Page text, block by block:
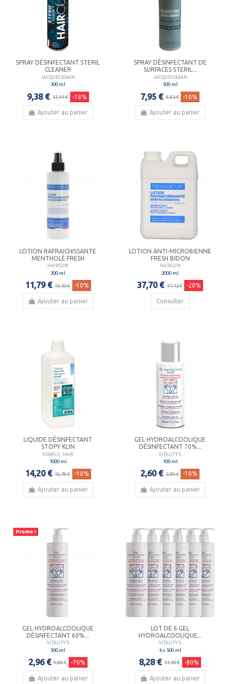
SPRAY DÉSINFECTANT STERIL
CLEANER
JACQUES SEBAN
300 ml
9,38 € 11,44 € -18%
Ajouter au panier
SPRAY DÉSINFECTANT DE
SURFACES STERIL...
JACQUES SEBAN
500 ml
7,95 € 8,83 € -10%
Ajouter au panier
LOTION RAFRAICHISSANTE
MENTHOLÉ FRESH
HAIRGUM
200 ml
11,79 € 13,10 € -10%
Ajouter au panier
LOTION ANTI-MICROBIENNE
FRESH BIDON
HAIRGUM
2000 ml
37,70 € 47,12 € -20%
Consulter
LIQUIDE DÉSINFECTANT
STOPY KLIN
FORMUL' HAIR
1000 ml
14,20 € 15,78 € -10%
Ajouter au panier
GEL HYDROALCOOLIQUE
DÉSINFECTANT 70%...
VITALITY'S
100 ml
2,60 € 2,89 € -10%
Ajouter au panier
Promo !
GEL HYDROALCOOLIQUE
DÉSINFECTANT 60%...
VITALITY'S
500 ml
2,96 € 9,88 € -70%
Ajouter au panier
LOT DE 6 GEL
HYDROALCOOLIQUE...
VITALITY'S
6 x 500 ml
8,28 € 41,40 € -80%
Ajouter au panier